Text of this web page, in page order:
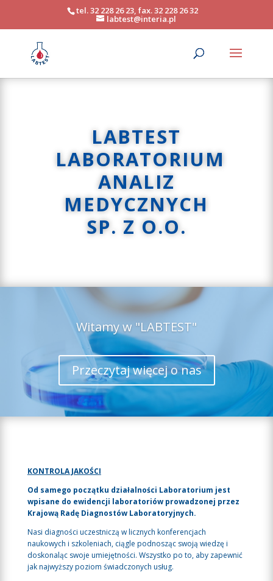
tel. 32 228 26 23, fax. 32 228 26 32
labtest@interia.pl
LABTEST
LABORATORIUM
ANALIZ
MEDYCZNYCH
SP. Z O.O.
Witamy w "LABTEST"
Przeczytaj więcej o nas
KONTROLA JAKOŚCI
Od samego początku działalności Laboratorium jest
wpisane do ewidencji laboratoriów prowadzonej przez
Krajową Radę Diagnostów Laboratoryjnych.
Nasi diagności uczestniczą w licznych konferencjach
naukowych i szkoleniach, ciągle podnosząc swoją wiedzę i
doskonaląc swoje umiejętności. Wszystko po to, aby zapewnić
jak najwyższy poziom świadczonych usług.